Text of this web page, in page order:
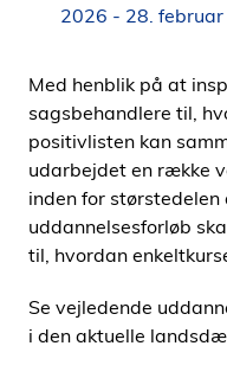
2026 - 28. februar
Med henblik på at
sagsbehandlere til,
positivlisten kan
udarbejdet en række
inden for
uddannelsesforløb
til, hvordan
Se vejledende
i den aktuelle